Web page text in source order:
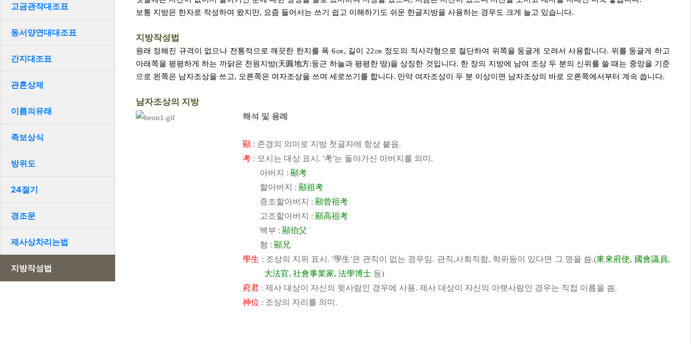
고금관작대조표
동서양연대대조표
간지대조표
관혼상제
이름의유래
족보상식
방위도
24절기
경조문
제사상차리는법
지방작성법
보통 지방은 한자로 작성하여 왔지만, 요즘 들어서는 쓰기 쉽고 이해하기도 쉬운 한글지방을 사용하는 경우도 크게 늘고 있습니다.
지방작성법
원래 정해진 규격이 없으나 전통적으로 깨끗한 한지를 폭 6㎝, 길이 22㎝ 정도의 직사각형으로 절단하여 위쪽을 둥글게 오려서 사용합니다. 위를 둥글게 하고
아래쪽을 평평하게 하는 까닭은 천원지방(天圓地方:둥근 하늘과 평평한 땅)을 상징한 것입니다. 한 장의 지방에 남여 조상 두 분의 신위를 쓸 때는 중앙을 기준
으로 왼쪽은 남자조상을 쓰고, 오른쪽은 여자조상을 쓰며 세로쓰기를 합니다. 만약 여자조상이 두 분 이상이면 남자조상의 바로 오른쪽에서부터 계속 씁니다.
남자조상의 지방
해석 및 용례
顯: 존경의 의미로 지방 첫글자에 항상 붙음.
考: 모시는 대상 표시. '考'는 돌아가신 아버지를 의미.
아버지 : 顯考
할아버지 : 顯祖考
증조할아버지 : 顯曾祖考
고조할아버지 : 顯高祖考
백부 : 顯伯父
형 : 顯兄
學生 : 조상의 지위 표시. '學生'은 관직이 없는 경우임. 관직,사회직함, 학위등이 있다면 그 명을 씀.(東來府使, 國會議員,
大法官, 社會事業家, 法學博士등)
府君: 제사 대상이 자신의 윗사람인 경우에 사용. 제사 대상이 자신의 아랫사람인 경우는 직접 이름을 씀.
神位 : 조상의 자리를 의미.